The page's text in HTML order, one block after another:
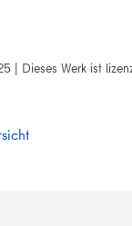
| Dieses Werk ist